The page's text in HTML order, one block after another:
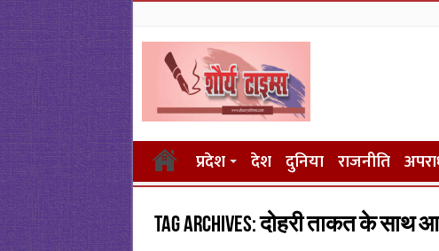
प्रदेश देश दुनिया राजनीति
Tag Archives:दोहरी ताकत के साथ